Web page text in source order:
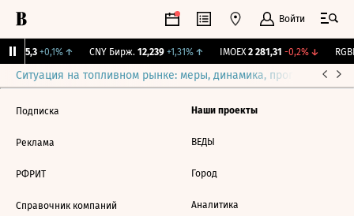
Войти
115,3 +0,1%↑ CNY Бирж. 12,239 +1,31%↑ IMOEX 2 281,31 -0,2%↓
Ситуация на топливном рынке: меры, динамика, прогнозы
Подписка
Реклама
РФРИТ
Справочник компаний
Наши проекты
ВЕДЫ
Город
Аналитика